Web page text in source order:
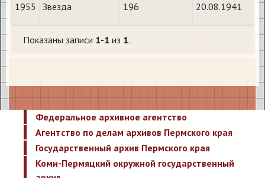
1955 Звезда 196 20.08.1941
Показаны записи 1-1 из 1.
Федеральное архивное агентство
Агентство по делам архивов Пермского края
Государственный архив Пермского края
Коми-Пермяцкий окружной государственный